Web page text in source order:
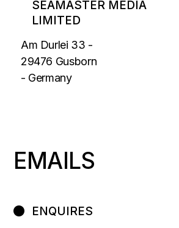
SEAMASTER MEDIA
LIMITED
Am Durlei 33 -
29476 Gusborn
- Germany
EMAILS
ENQUIRES